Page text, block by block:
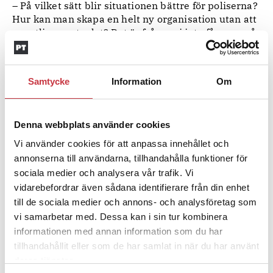
Samtycke Information Om
Denna webbplats använder cookies
Vi använder cookies för att anpassa innehållet och
annonserna till användarna, tillhandahålla funktioner för
sociala medier och analysera vår trafik. Vi
vidarebefordrar även sådana identifierare från din enhet
till de sociala medier och annons- och analysföretag som
vi samarbetar med. Dessa kan i sin tur kombinera
informationen med annan information som du har
tillhandahållit eller som de har samlat in när du har använt
– På vilket sätt blir situationen bättre för poliserna?
Hur kan man skapa en helt ny organisation utan att
egentligen veta det? Det är frågor vi inte får svar på.
Hela situationen är löjlig.
Vid Eurocops besök i Budapest lyckades TMRSZ få
regeringen och polisledningen i Ungern. Men
mötena präglades mer av kallprat och
och dess syfte.
Trots det menar Anna Nellberg att Eurocops
närvaro var viktig för att markera att de
uppmärksammar vad som sker i Ungern. Hon vill
också belysa situationen på EU-nivå.
Inte mycket tyderdock på att MRK kommer att
stoppas. Utnämningen av MRK:s generalförsamlings
50 medlemmar, varav endast tio är från polisen,
slutfördes i början av juni. Detta via en komplex